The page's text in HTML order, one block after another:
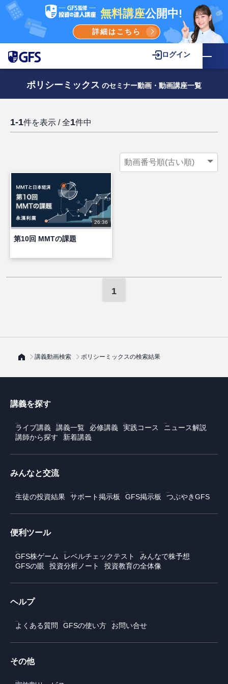
無料講座公開中!
詳細はこちら
ログイン
ポリシーミックス のセミナー動画・動画講座一覧
1-1件を表示 / 全1件中
26:36
第10回 MMTの課題
1
講義動画検索 ポリシーミックスの検索結果
講義を探す
ライブ講義 講義一覧 必修講義 実践コース
ニュース解説
講師から探す
新着講義
みんなと交流
生徒の投資結果 サポート掲示板 GFS掲示板 つぶやきGFS
便利ツール
GFS株ゲーム レベルチェックテスト
みんなで株予想
GFSの眼
投資分析ノート 投資教育の全体像
ヘルプ
よくある質問 GFSの使い方 お問い合せ
その他